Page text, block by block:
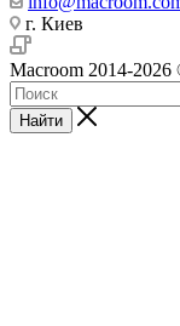
г. Киев
Macroom 2014-2026
Найти